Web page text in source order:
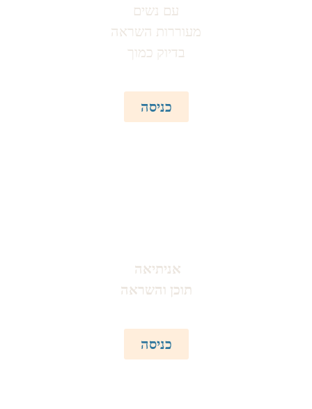
עם נשים
מעוררות השראה
בדיוק כמוך
כניסה
אניתיאה
תוכן והשראה
כניסה